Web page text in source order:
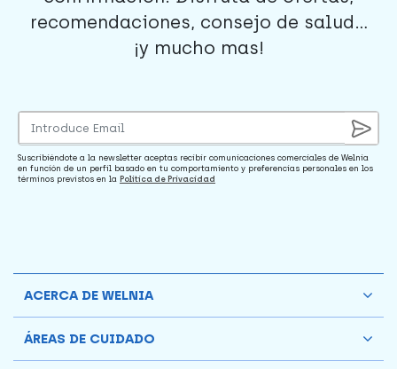
recomendaciones, consejo de salud...
¡y mucho mas!
Suscribiéndote a la newsletter aceptas recibir comunicaciones comerciales de Welnia
en función de un perfil basado en tu comportamiento y preferencias personales en los
términos previstos en la Política de Privacidad
ACERCA DE WELNIA
ÁREAS DE CUIDADO